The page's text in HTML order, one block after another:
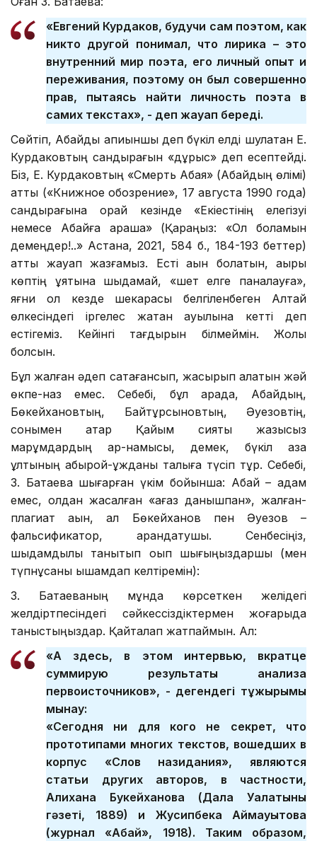
«Евгений Курдаков, будучи сам поэтом, как
никто другой понимал, что лирика – это
внутренний мир поэта, его личный опыт и
переживания, поэтому он был совершенно
прав, пытаясь найти личность поэта в
самих текстах», - деп жауап береді.
Сөйтіп, Абайды апиыншы деп бүкіл елді шулатқан Е.
Курдаковтың сандырағын «дұрыс» деп есептейді.
Біз, Е. Курдаковтың «Смерть Абая» (Абайдың өлімі)
атты («Книжное обозрение», 17 августа 1990 года)
сандырағына орай кезінде «Екіестінің елегізуі
немесе Абайға араша» (Қараңыз: «Ол боламын
демеңдер!..» Астана, 2021, 584 б., 184-193 беттер)
атты жауап жазғамыз. Есті ақын болатын, ақыры
көптің ұятына шыдамай, «шет елге паналауға»,
яғни ол кезде шекарасы белгіленбеген Алтай
өлкесіндегі іргелес жатқан ауылына кетті деп
естігеміз. Кейінгі тағдырын білмеймін. Жолы
болсын.
Бұл жалған әдеп сақтағансып, жасырып қалатын жәй
өкпе-наз емес. Себебі, бұл арада, Абайдың,
Бөкейхановтың, Байтұрсыновтың, Әуезовтің,
сонымен қатар Қайым сияқты жазықсыз
марқұмдардың ар-намысы, демек, бүкіл қазақ
ұлтының абырой-ұжданы талқыға түсіп тұр. Себебі,
З. Батаева шығарған үкім бойынша: Абай – адам
емес, қолдан жасалған «қағаз данышпан», жалған-
плагиат ақын, ал Бөкейханов пен Әуезов –
фальсификатор, арандатушы. Сенбесіңіз,
шыдамдылық танытып оқып шығыңыздаршы (мен
түпнұсқаны ықшамдап келтіремін):
З. Батаеваның мұнда көрсеткен желідегі
желдіртпесіндегі сәйкессіздіктермен жоғарыда
таныстыңыздар. Қайталап жатпаймын. Ал:
«А здесь, в этом интервью, вкратце
суммирую результаты анализа
первоисточников», - дегендегі тұжырымы
мынау:
«Сегодня ни для кого не секрет, что
прототипами многих текстов, вошедших в
корпус «Слов назидания», являются
статьи других авторов, в частности,
Алихана Букейханова (Дала Уалатының
гәзеті, 1889) и Жусипбека Аймауытова
(журнал «Абай», 1918). Таким образом,